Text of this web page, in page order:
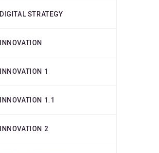
DIGITAL STRATEGY
INNOVATION
INNOVATION 1
INNOVATION 1.1
INNOVATION 2